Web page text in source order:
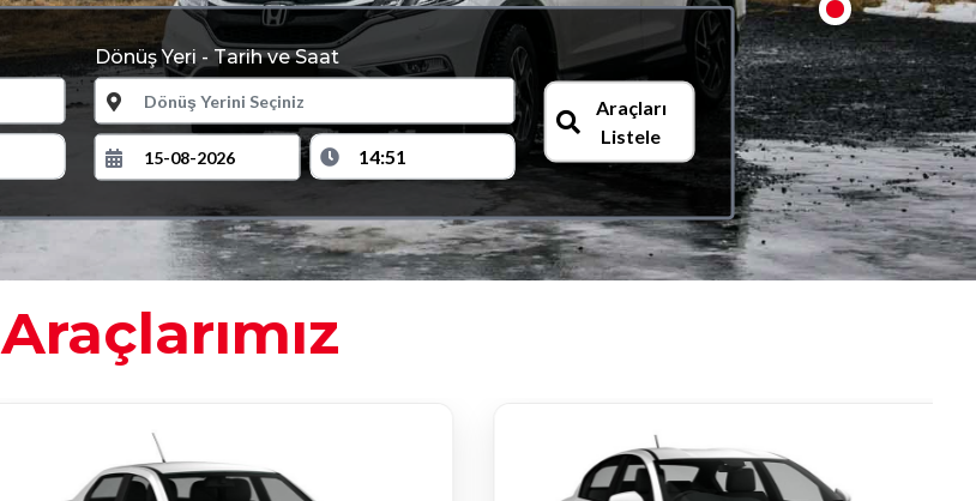
Dönüş Yeri - Tarih ve Saat
Araçları
Listele
Araçlarımız